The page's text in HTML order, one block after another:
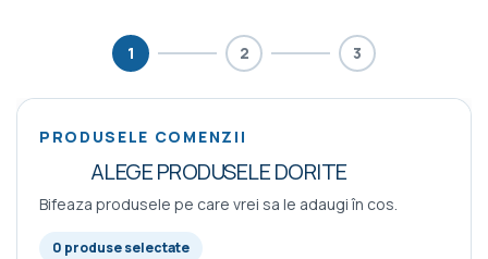
1 2 3
PRODUSELE COMENZII
ALEGE PRODUSELE DORITE
Bifeaza produsele pe care vrei sa le adaugi în cos.
0 produse selectate